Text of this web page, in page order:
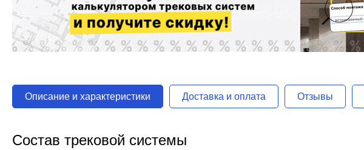
Описание и характеристики Доставка и оплата Отзывы
Состав трековой системы